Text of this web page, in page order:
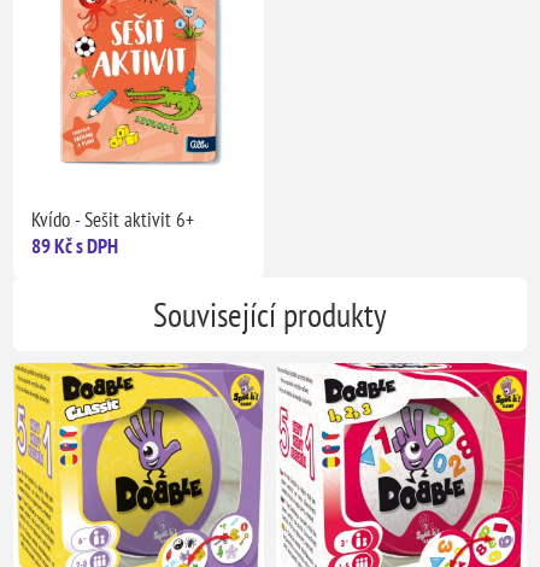
Kvído - Sešit aktivit 6+
89 Kč s DPH
Související produkty